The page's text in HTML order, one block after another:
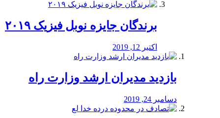
برندگان جایزه نوبل فیزیک ۲۰۱۹
اکتبر 12, 2019
بازدید مدیران ارشد وزارت راه
دسامبر 24, 2019